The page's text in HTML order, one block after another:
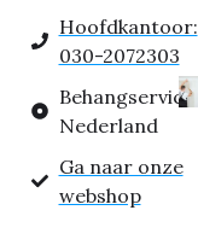
Hoofdkantoor:
030-2072303
Behangservice
Nederland
Ga naar onze
webshop